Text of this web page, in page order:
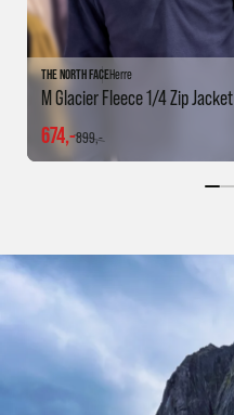
THE NORTH FACEHerre
M Glacier Fleece 1/4 Zip Jacket
899,-
674,-